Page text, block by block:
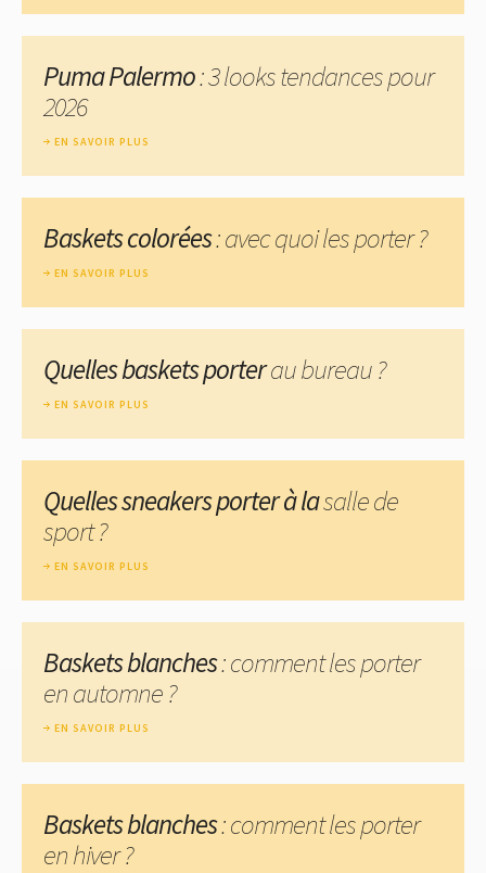
Puma Palermo: 3 looks tendances pour
2026
EN SAVOIR PLUS
Baskets colorées: avec quoi les porter ?
EN SAVOIR PLUS
Quelles baskets porterau bureau ?
EN SAVOIR PLUS
Quelles sneakers porter à lasalle de
sport ?
EN SAVOIR PLUS
Baskets blanches: comment les porter
en automne ?
EN SAVOIR PLUS
Baskets blanches: comment les porter
en hiver ?